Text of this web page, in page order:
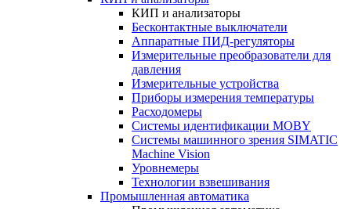
КИП и анализаторы
Бесконтактные выключатели
Аппаратные ПИД-регуляторы
Измерительные преобразователи для
давления
Измерительные устройства
Приборы измерения температуры
Расходомеры
Системы идентификации MOBY
Системы машинного зрения SIMATIC
Machine Vision
Уровнемеры
Технологии взвешивания
Промышленная автоматика